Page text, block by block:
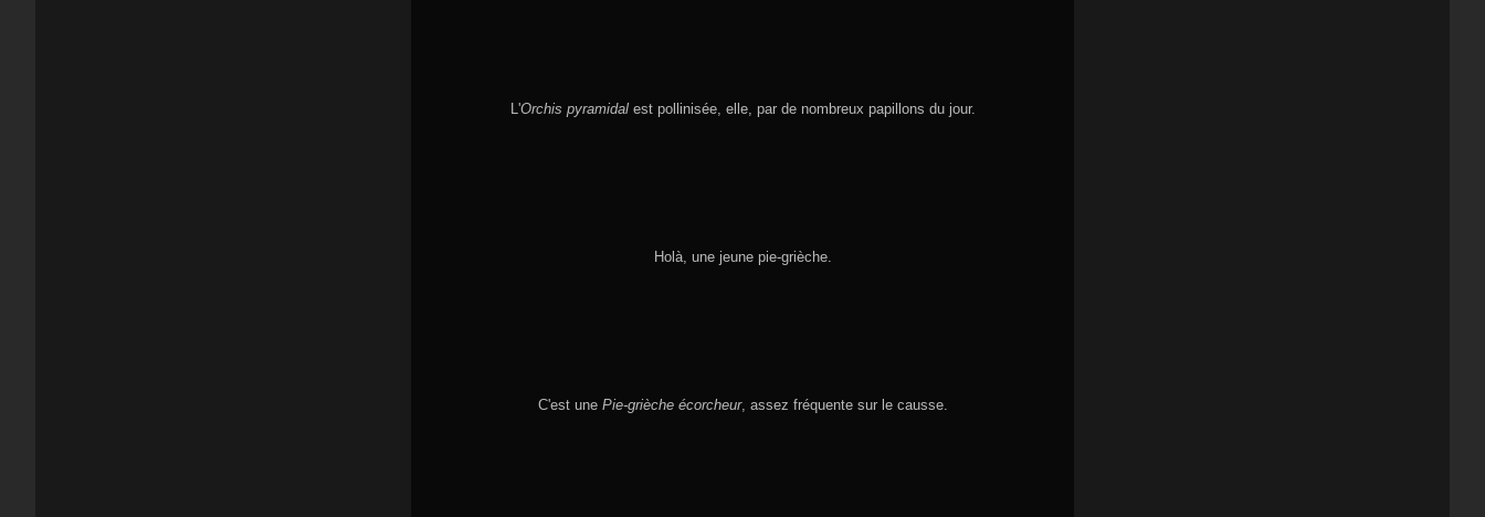
L'Orchis pyramidalest pollinisée, elle, par de nombreux papillons du jour.
Holà, une jeune pie-grièche.
C'est une Pie-grièche écorcheur, assez fréquente sur le causse.